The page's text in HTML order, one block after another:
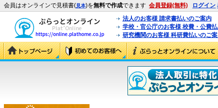
会員はオンラインで見積書(見本)を無料で作成できます 会員登録(無料) ログイン
法人のお客様 請求書払いのご案内
学校・官公庁のお客様 校費・公費
研究機関のお客様 科研費払いのご